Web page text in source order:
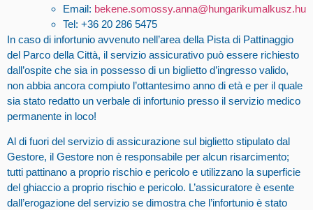
Email: bekene.somossy.anna@hungarikumalkusz.hu
Tel: +36 20 286 5475
In caso di infortunio avvenuto nell’area della Pista di Pattinaggio
del Parco della Città, il servizio assicurativo può essere richiesto
dall’ospite che sia in possesso di un biglietto d’ingresso valido,
non abbia ancora compiuto l’ottantesimo anno di età e per il quale
sia stato redatto un verbale di infortunio presso il servizio medico
permanente in loco!
Al di fuori del servizio di assicurazione sul biglietto stipulato dal
Gestore, il Gestore non è responsabile per alcun risarcimento;
tutti pattinano a proprio rischio e pericolo e utilizzano la superficie
del ghiaccio a proprio rischio e pericolo. L’assicuratore è esente
dall’erogazione del servizio se dimostra che l’infortunio è stato